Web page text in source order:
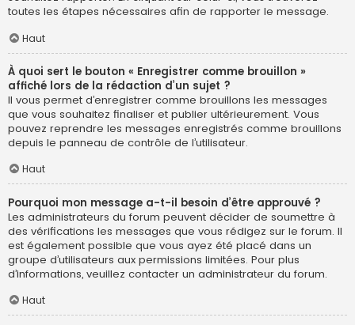
toutes les étapes nécessaires afin de rapporter le message.
Haut
À quoi sert le bouton « Enregistrer comme brouillon »
affiché lors de la rédaction d’un sujet ?
Il vous permet d’enregistrer comme brouillons les messages
que vous souhaitez finaliser et publier ultérieurement. Vous
pouvez reprendre les messages enregistrés comme brouillons
depuis le panneau de contrôle de l’utilisateur.
Haut
Pourquoi mon message a-t-il besoin d’être approuvé ?
Les administrateurs du forum peuvent décider de soumettre à
des vérifications les messages que vous rédigez sur le forum. Il
est également possible que vous ayez été placé dans un
groupe d’utilisateurs aux permissions limitées. Pour plus
d’informations, veuillez contacter un administrateur du forum.
Haut